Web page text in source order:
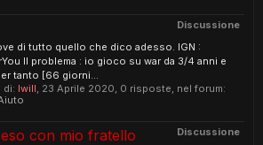
Discussione
di tutto quello che dico adesso. IGN :
Il problema : io gioco su war da 3/4 anni e
tanto [66 giorni...
di: Iwill, 23 Aprile 2020, 0 risposte, nel forum:
Discussione
con mio fratello